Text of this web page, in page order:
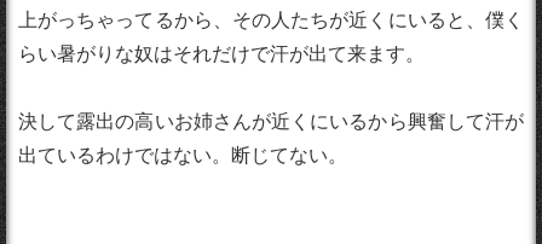
上がっちゃってるから、その人たちが近くにいると、僕く
らい暑がりな奴はそれだけで汗が出て来ます。
決して露出の高いお姉さんが近くにいるから興奮して汗が
出ているわけではない。断じてない。